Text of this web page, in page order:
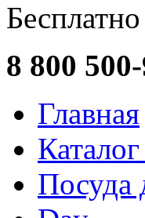
8 800
Главная
Посуда